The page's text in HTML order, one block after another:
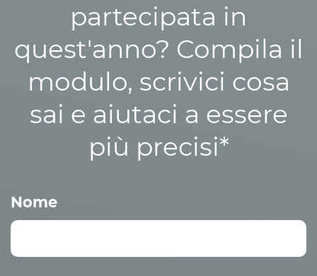
partecipata in
quest'anno? Compila il
modulo, scrivici cosa
sai e aiutaci a essere
più precisi*
Nome